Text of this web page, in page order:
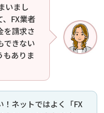
闇金
借金問題
いまし
、FX業者
を請求さ
できない
もありま
！ネットではよく「FX